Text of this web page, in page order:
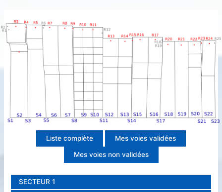
Liste complète Mes voies validées
Mes voies non validées
SECTEUR 1